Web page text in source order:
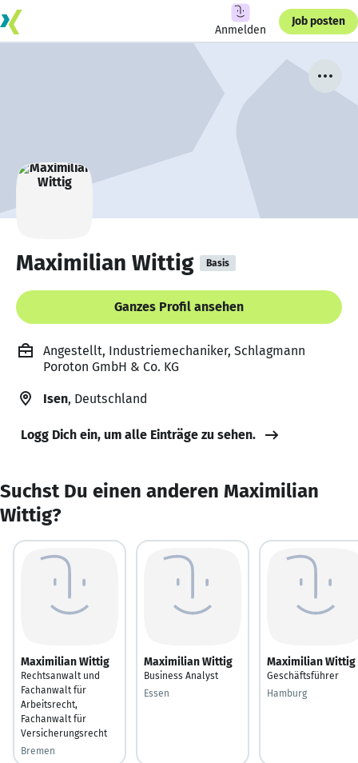
Anmelden
Job posten
Maximilian Wittig Basis
Ganzes Profil ansehen
Angestellt, Industriemechaniker, Schlagmann
Poroton GmbH & Co. KG
Isen, Deutschland
Logg Dich ein, um alle Einträge zu sehen.
Suchst Du einen anderen Maximilian
Wittig?
Maximilian Wittig
Rechtsanwalt und
Fachanwalt für
Arbeitsrecht,
Fachanwalt für
Versicherungsrecht
Bremen
Maximilian Wittig
Business Analyst
Essen
Maximilian Wittig
Geschäftsführer
Hamburg